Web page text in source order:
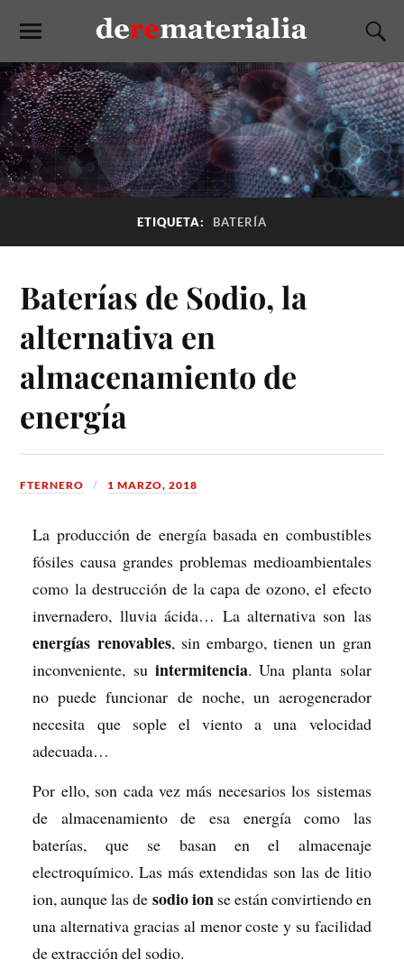
ETIQUETA: BATERÍA
Baterías de Sodio, la
alternativa en
almacenamiento de
energía
FTERNERO 1 MARZO, 2018
La producción de energía basada en combustibles
fósiles causa grandes problemas medioambientales
como la destrucción de la capa de ozono, el efecto
invernadero, lluvia ácida… La alternativa son las
energías renovables, sin embargo, tienen un gran
inconveniente, su intermitencia. Una planta solar
no puede funcionar de noche, un aerogenerador
necesita que sople el viento a una velocidad
adecuada…
Por ello, son cada vez más necesarios los sistemas
de almacenamiento de esa energía como las
baterías, que se basan en el almacenaje
electroquímico. Las más extendidas son las de litio
ion, aunque las de sodio ionse están convirtiendo en
una alternativa gracias al menor coste y su facilidad
de extracción del sodio.